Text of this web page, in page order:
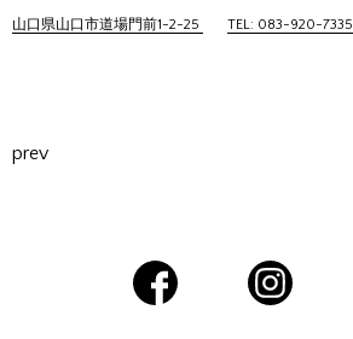
山口県山口市道場門前1-2-25 TEL: 083-920-7335
prev